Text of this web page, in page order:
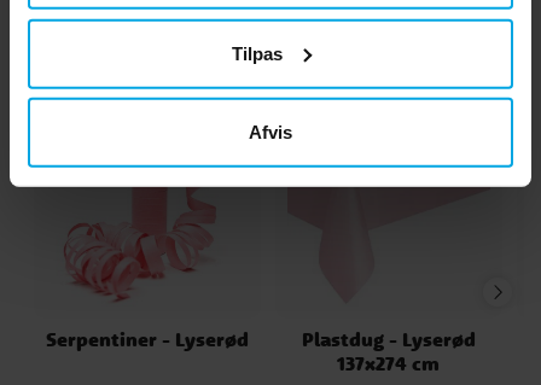
Tilpas
Afvis
Andre købte også
Serpentiner - Lyserød
Plastdug - Lyserød
137x274 cm